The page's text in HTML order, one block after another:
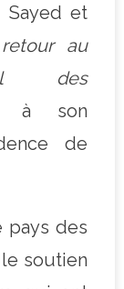
Sayed et
au
des
son
de
pays des
soutien